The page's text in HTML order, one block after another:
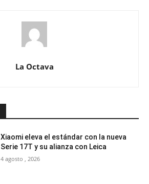
La Octava
Xiaomi eleva el estándar con la nueva
Serie 17T y su alianza con Leica
4 agosto , 2026